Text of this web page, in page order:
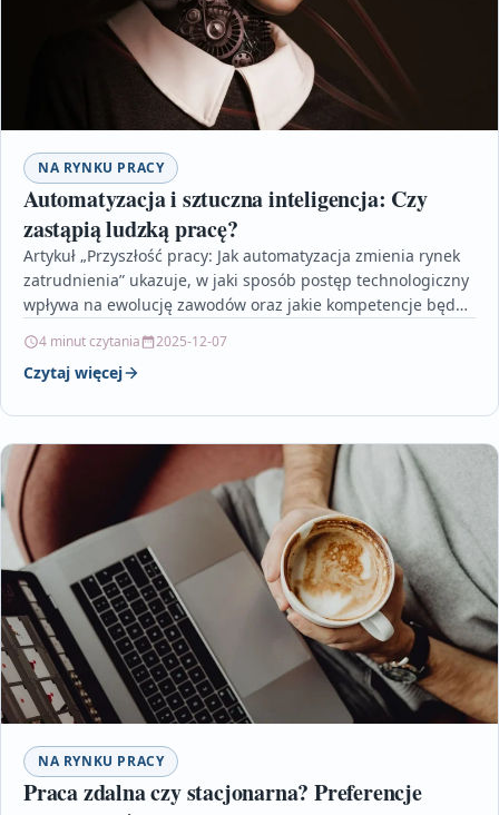
NA RYNKU PRACY
Automatyzacja i sztuczna inteligencja: Czy
zastąpią ludzką pracę?
Artykuł „Przyszłość pracy: Jak automatyzacja zmienia rynek
zatrudnienia” ukazuje, w jaki sposób postęp technologiczny
wpływa na ewolucję zawodów oraz jakie kompetencje będą
4 minut czytania 2025-12-07
Czytaj więcej
NA RYNKU PRACY
Praca zdalna czy stacjonarna? Preferencje